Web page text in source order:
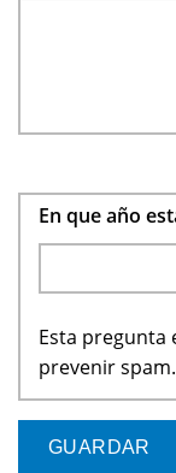
En que año
Esta pregunta
prevenir spam.